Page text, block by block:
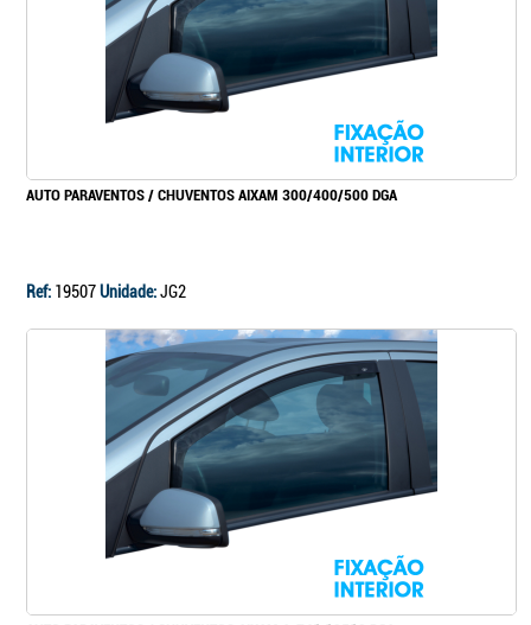
AUTO PARAVENTOS / CHUVENTOS AIXAM 300/400/500 DGA
Ref: 19507Unidade:JG2